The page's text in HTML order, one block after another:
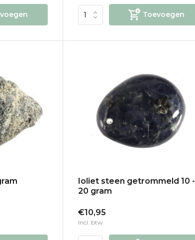
Toevoegen
Ioliet steen getrommeld 10 -
20 gram
€10,95
Incl. btw